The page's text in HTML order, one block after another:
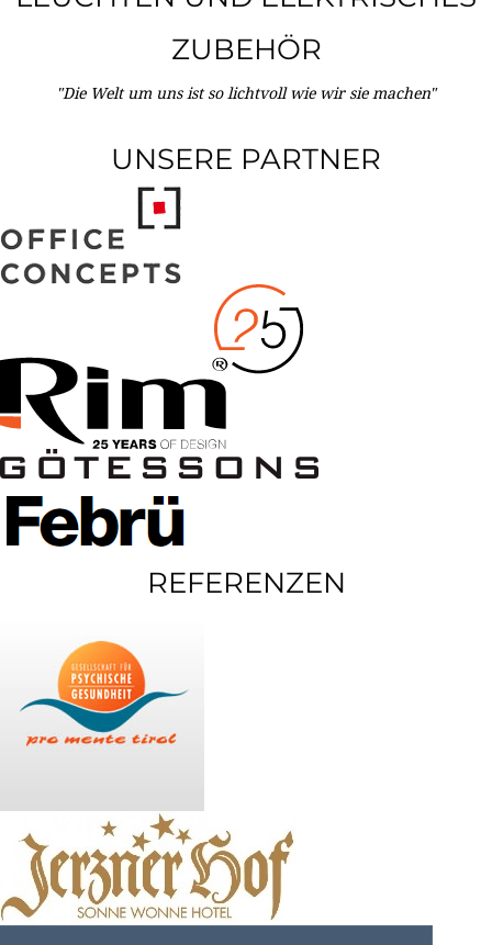
ZUBEHÖR
"Die Welt um uns ist so lichtvoll wie wir sie machen"
UNSERE PARTNER
REFERENZEN